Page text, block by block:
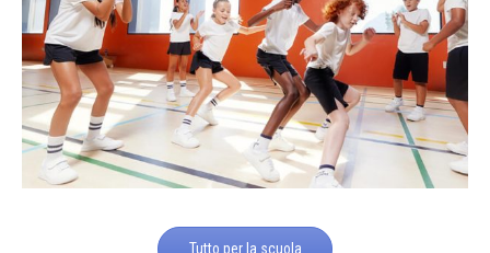
Tutto per la scuola